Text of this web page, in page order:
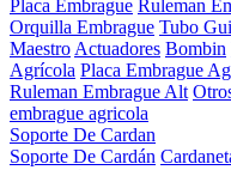
Placa Embrague Ruleman
Orquilla Embrague Tubo
Maestro Actuadores Bombin
Agrícola Placa Embrague
Ruleman Embrague Alt
embrague agricola
Soporte De Cardan
Soporte De Cardán